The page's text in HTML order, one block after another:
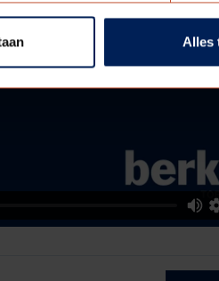
Alles